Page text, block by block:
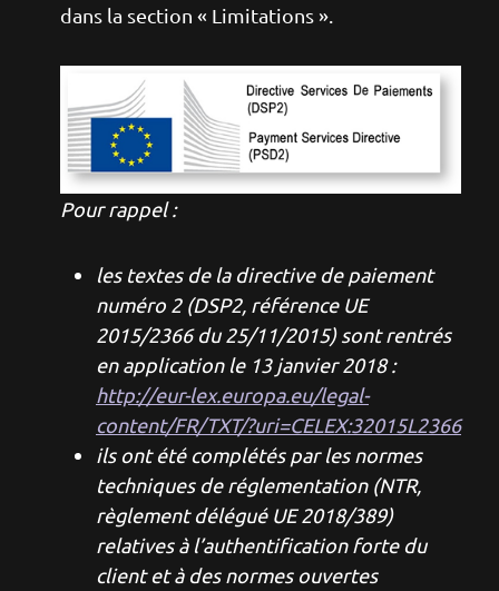
dans la section « Limitations ».
Pour rappel :
les textes de la directive de paiement
numéro 2 (DSP2, référence UE
2015/2366 du 25/11/2015) sont rentrés
en application le 13 janvier 2018 :
http://eur-lex.europa.eu/legal-
content/FR/TXT/?uri=CELEX:32015L2366
ils ont été complétés par les normes
techniques de réglementation (NTR,
règlement délégué UE 2018/389)
relatives à l’authentification forte du
client et à des normes ouvertes